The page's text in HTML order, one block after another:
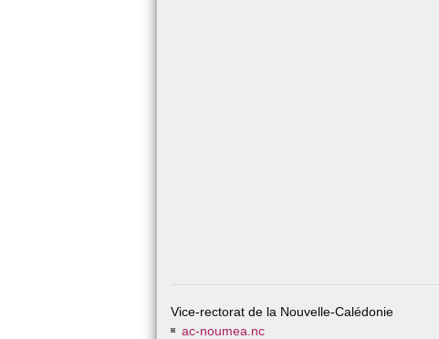
Vice-rectorat de la Nouvelle-Calédonie
ac-noumea.nc